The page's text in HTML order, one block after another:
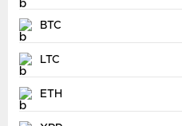
BTC
LTC
ETH
H Hempstead
Chelmsford C